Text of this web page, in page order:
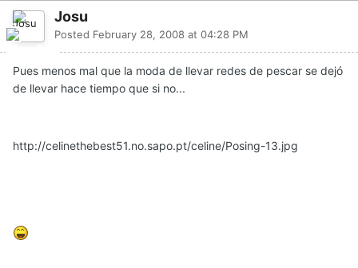
Josu
Posted February 28, 2008 at 04:28 PM
Pues menos mal que la moda de llevar redes de pescar se dejó
de llevar hace tiempo que si no...
http://celinethebest51.no.sapo.pt/celine/Posing-13.jpg